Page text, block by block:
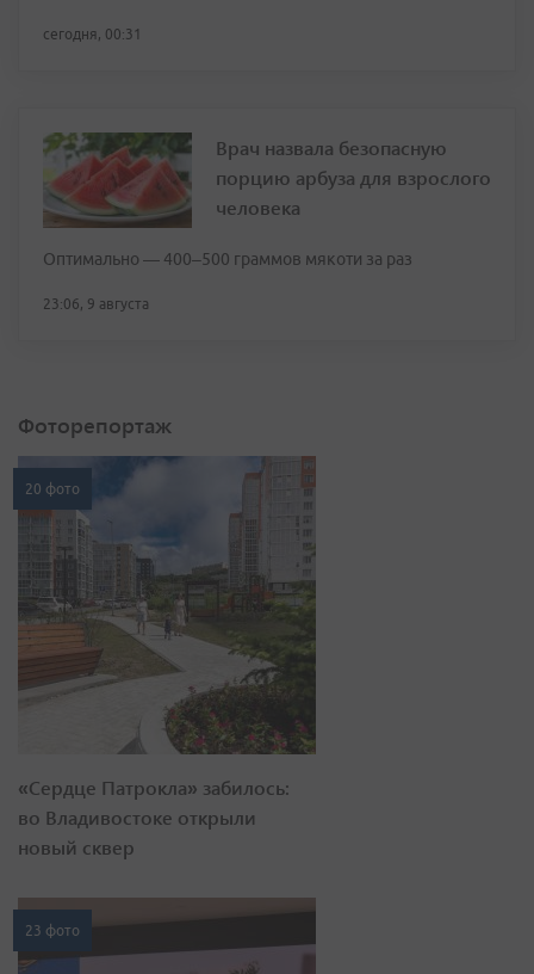
сегодня, 00:31
Врач назвала безопасную
порцию арбуза для взрослого
человека
Оптимально — 400–500 граммов мякоти за раз
23:06, 9 августа
Фоторепортаж
20 фото
«Сердце Патрокла» забилось:
во Владивостоке открыли
новый сквер
23 фото